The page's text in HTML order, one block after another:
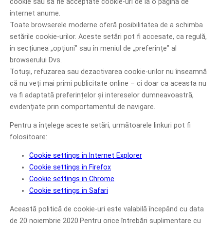
internet anume.
Toate browserele moderne oferă posibilitatea de a schimba
setările cookie-urilor. Aceste setări pot fi accesate, ca regulă,
în secțiunea „opțiuni” sau în meniul de „preferințe” al
browserului Dvs.
Totuși, refuzarea sau dezactivarea cookie-urilor nu înseamnă
că nu veți mai primi publicitate online – ci doar ca aceasta nu
va fi adaptată preferințelor și intereselor dumneavoastră,
evidențiate prin comportamentul de navigare.
Pentru a înțelege aceste setări, următoarele linkuri pot fi
folositoare:
Cookie settings in Internet Explorer
Cookie settings in Firefox
Cookie settings in Chrome
Cookie settings in Safari
Această politică de cookie-uri este valabilă începând cu data
de 20 noiembrie 2020.Pentru orice întrebări suplimentare cu